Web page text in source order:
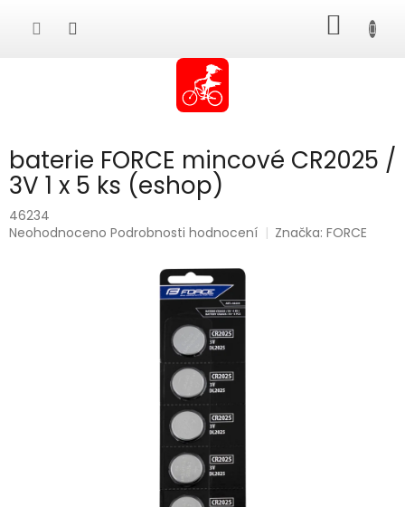
KOŠÍK
baterie FORCE mincové CR2025 /
3V 1 x 5 ks (eshop)
46234
Průměrné
Neohodnoceno Podrobnosti hodnocení Značka:FORCE